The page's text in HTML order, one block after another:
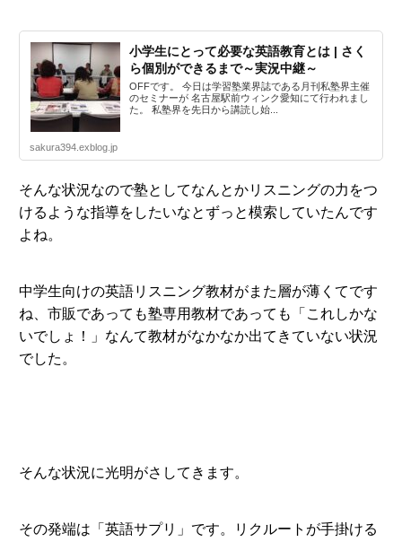
小学生にとって必要な英語教育とは | さく
ら個別ができるまで～実況中継～
OFFです。 今日は学習塾業界誌である月刊私塾界主催
のセミナーが 名古屋駅前ウィンク愛知にて行われまし
た。 私塾界を先日から講読し始...
sakura394.exblog.jp
そんな状況なので塾としてなんとかリスニングの力をつ
けるような指導をしたいなとずっと模索していたんです
よね。
中学生向けの英語リスニング教材がまた層が薄くてです
ね、市販であっても塾専用教材であっても「これしかな
いでしょ！」なんて教材がなかなか出てきていない状況
でした。
そんな状況に光明がさしてきます。
その発端は「英語サプリ」です。リクルートが手掛ける